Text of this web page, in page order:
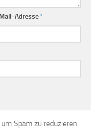
Adresse*
Spam zu reduzieren.